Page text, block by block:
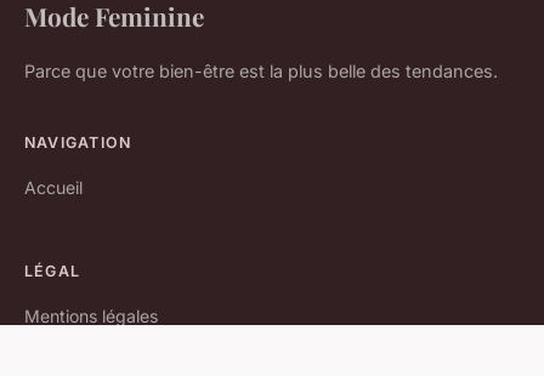
Mode Feminine
Parce que votre bien-être est la plus belle des tendances.
NAVIGATION
Accueil
LÉGAL
Mentions légales